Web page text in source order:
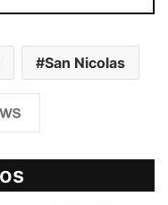
San Nicolas